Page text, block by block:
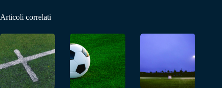
Articoli correlati